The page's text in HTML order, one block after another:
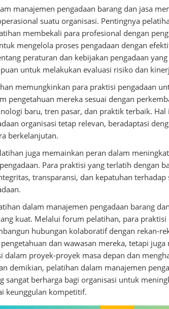
manajemen pengadaan barang dan jasa
suatu organisasi. Pentingnya
membekali para profesional dengan
mengelola proses pengadaan dengan
peraturan dan kebijakan pengadaan
untuk melakukan evaluasi risiko dan
memungkinkan para praktisi pengadaan
pengetahuan mereka sesuai dengan
baru, tren pasar, dan praktik terbaik.
organisasi tetap relevan, beradaptasi
berkelanjutan.
juga memainkan peran dalam
Para praktisi yang terlatih dengan
transparansi, dan kepatuhan
dalam manajemen pengadaan barang
kuat. Melalui forum pelatihan, para
hubungan kolaboratif dengan rekan-
dan wawasan mereka, tetapi
dalam proyek-proyek masa depan dan
demikian, pelatihan dalam manajemen
sangat berharga bagi organisasi untuk
keunggulan kompetitif.